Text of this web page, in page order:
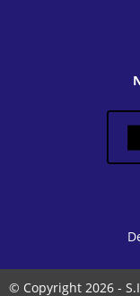
© Copyright 2026 -